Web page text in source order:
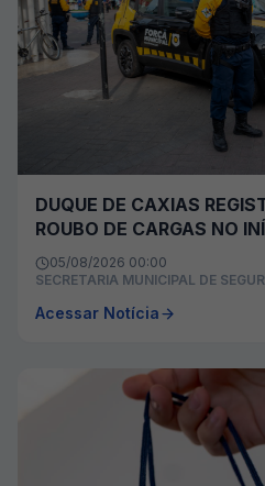
DUQUE DE CAXIAS
ROUBO DE CARGAS NO
05/08/2026 00:00
SECRETARIA MUNICIPAL DE
Acessar Notícia